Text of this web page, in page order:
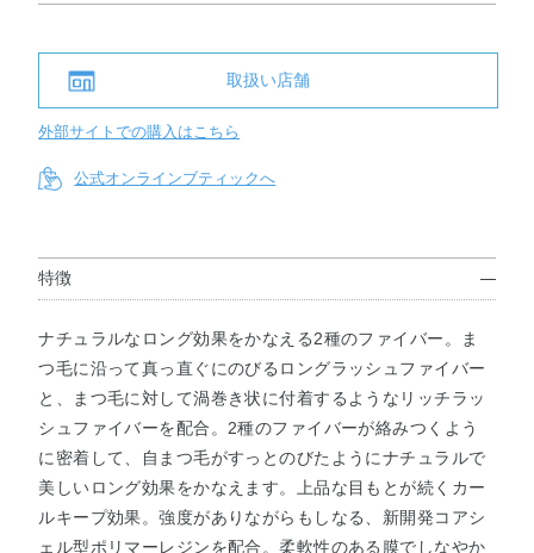
取扱い店舗
外部サイトでの購入はこちら
公式オンラインブティックへ
特徴
ナチュラルなロング効果をかなえる2種のファイバー。ま
つ毛に沿って真っ直ぐにのびるロングラッシュファイバー
と、まつ毛に対して渦巻き状に付着するようなリッチラッ
シュファイバーを配合。2種のファイバーが絡みつくよう
に密着して、自まつ毛がすっとのびたようにナチュラルで
美しいロング効果をかなえます。上品な目もとが続くカー
ルキープ効果。強度がありながらもしなる、新開発コアシ
ェル型ポリマーレジンを配合。柔軟性のある膜でしなやか